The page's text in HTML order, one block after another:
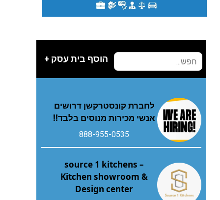
הוסף בית עסק +
לחברת קונסטרקשן דרושים
אנשי מכירות מנוסים בלבד!!
888-955-0535
source 1 kitchens –
Kitchen showroom &
Design center